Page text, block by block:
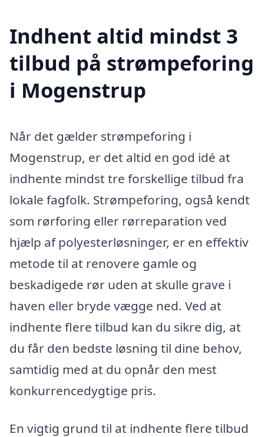
Indhent altid mindst 3
tilbud på strømpeforing
i Mogenstrup
Når det gælder strømpeforing i
Mogenstrup, er det altid en god idé at
indhente mindst tre forskellige tilbud fra
lokale fagfolk. Strømpeforing, også kendt
som rørforing eller rørreparation ved
hjælp af polyesterløsninger, er en effektiv
metode til at renovere gamle og
beskadigede rør uden at skulle grave i
haven eller bryde vægge ned. Ved at
indhente flere tilbud kan du sikre dig, at
du får den bedste løsning til dine behov,
samtidig med at du opnår den mest
konkurrencedygtige pris.
En vigtig grund til at indhente flere tilbud